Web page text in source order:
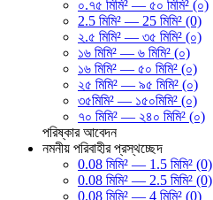
০.৭৫ মিমি² — ৫০ মিমি² (০)
2.5 মিমি² — 25 মিমি² (0)
২.৫ মিমি² — ৩৫ মিমি² (০)
১৬ মিমি² — ৬ মিমি² (০)
১৬ মিমি² — ৫০ মিমি² (০)
২৫ মিমি² — ৯৫ মিমি² (০)
৩৫মিমি² — ১৫০মিমি² (০)
৭০ মিমি² — ২৪০ মিমি² (০)
পরিষ্কার আবেদন
নমনীয় পরিবাহীর প্রস্থচ্ছেদ
0.08 মিমি² — 1.5 মিমি² (0)
0.08 মিমি² — 2.5 মিমি² (0)
0.08 মিমি² — 4 মিমি² (0)